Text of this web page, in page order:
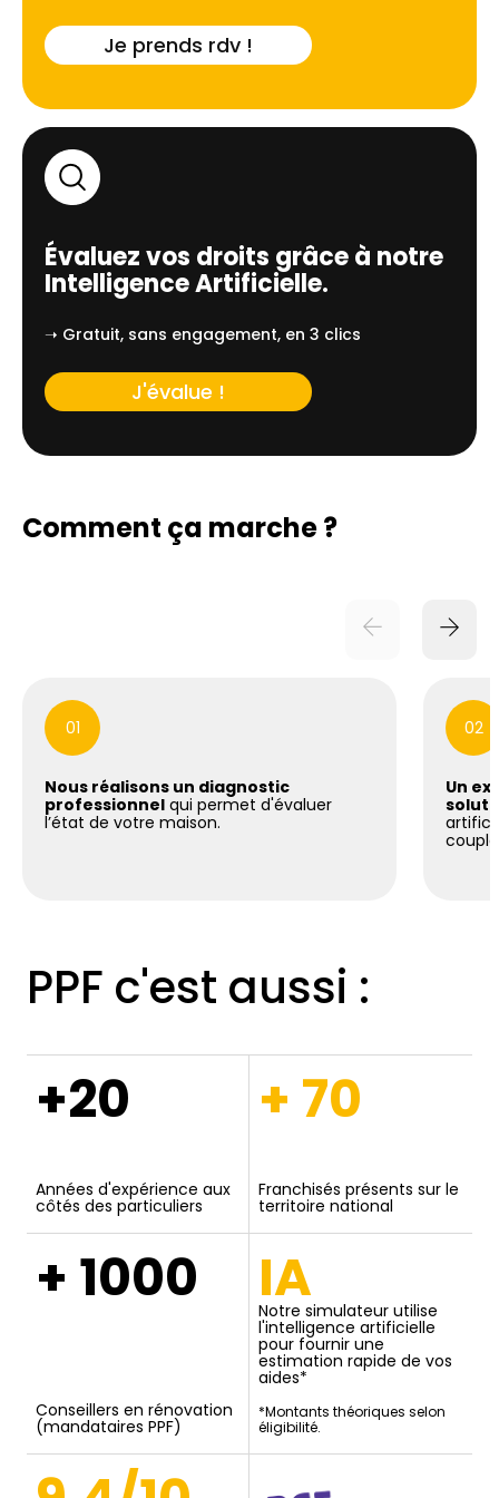
nécessité pour préserver le patrimoine immobilier.
Que ce soit pour une cabane maritime rénovée
solution la plus adaptée, qu'il s'agisse d'adoucir
l'eau pour le lavage ou de la purifier pour la
consommation.
Je prends rdv !
Évaluez vos droits grâce à notre
Intelligence Artificielle.
➝ Gratuit, sans engagement, en 3 clics
J'évalue !
Comment ça marche ?
01
Nous réalisons un diagnostic
professionnel qui permet d'évaluer
l’état de votre maison.
02
Un
PPF c'est aussi :
+20
Années d'expérience aux
côtés des particuliers
+ 70
Franchisés présents sur le
territoire national
+ 1000
Conseillers en rénovation
(mandataires PPF)
IA
Notre simulateur utilise
l'intelligence artificielle
pour fournir une
estimation rapide de vos
aides*
*Montants théoriques selon
éligibilité.